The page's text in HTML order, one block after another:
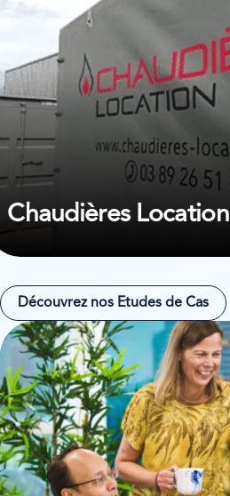
Chaudières Location
Découvrez nos Etudes de Cas